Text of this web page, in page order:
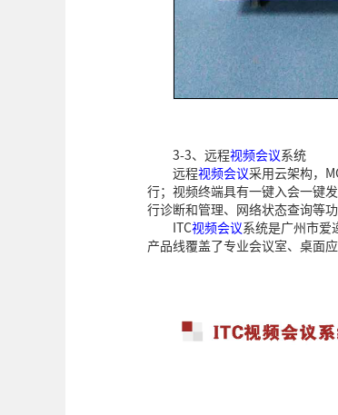
3-3、远程视频会议系统
远程视频会议采用云架构，
行；视频终端具有一键入会一键
行诊断和管理、网络状态查询等
ITC视频会议系统是广州市爱
产品线覆盖了专业会议室、桌面